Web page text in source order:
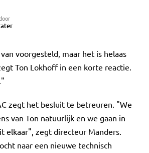
voorgesteld, maar het is helaas
Ton Lokhoff in een korte reactie.
zegt het besluit te betreuren. "We
van Ton natuurlijk en we gaan in
elkaar", zegt directeur Manders.
naar een nieuwe technisch